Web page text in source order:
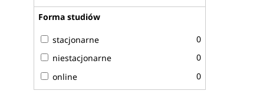
Forma studiów
stacjonarne
0
niestacjonarne
0
online
0